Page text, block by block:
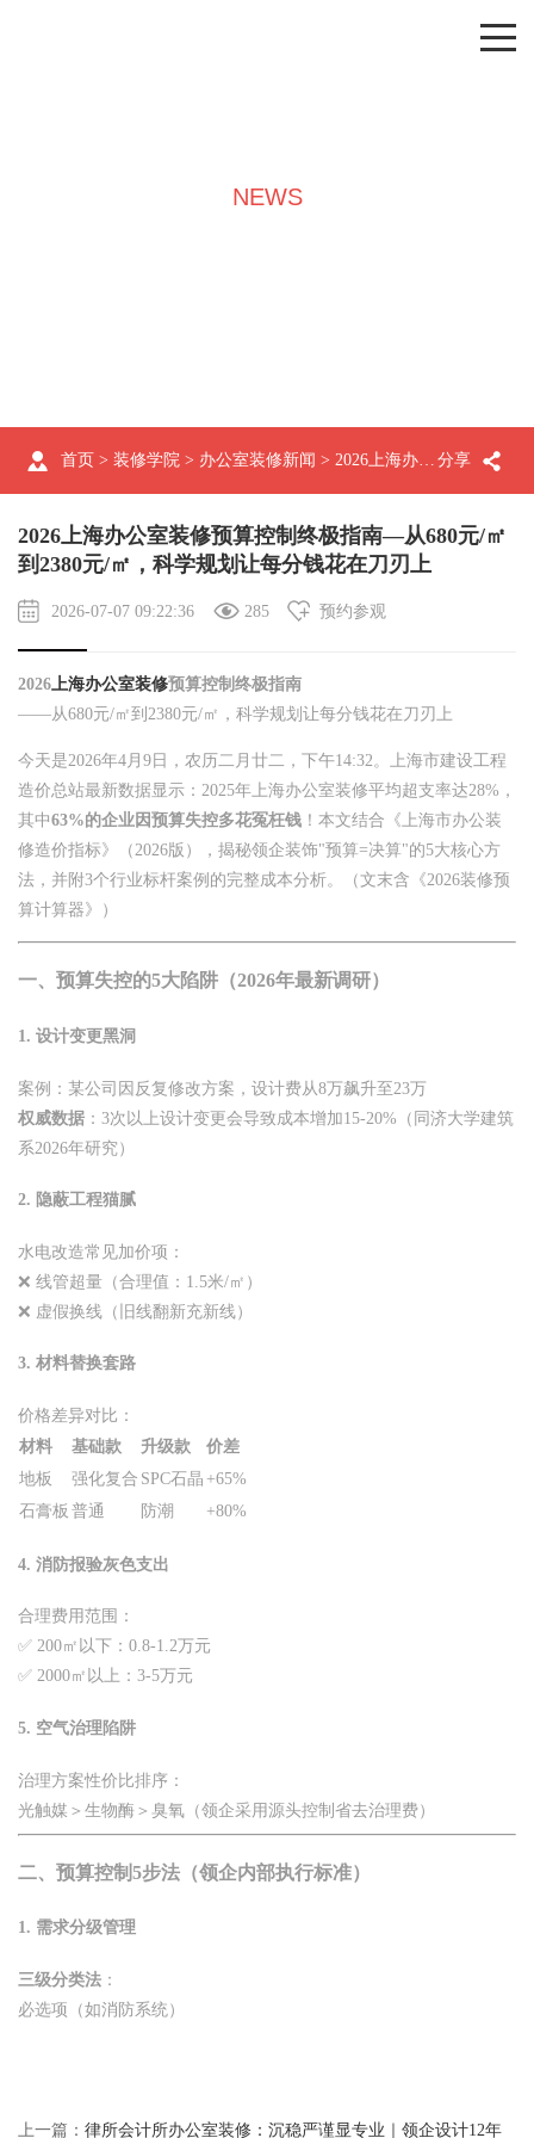
NEWS
分享
首页 > 装修学院 > 办公室装修新闻 > 2026上海办公室装修预算控制终极指南—从680元/㎡到2380元/㎡，科学规划让每分钱花在刀刃上
2026上海办公室装修预算控制终极指南—从680元/㎡
到2380元/㎡，科学规划让每分钱花在刀刃上
2026-07-07 09:22:36 285 预约参观
2026上海办公室装修预算控制终极指南
——从680元/㎡到2380元/㎡，科学规划让每分钱花在刀刃上
今天是2026年4月9日，农历二月廿二，下午14:32。上海市建设工程
造价总站最新数据显示：2025年上海办公室装修平均超支率达28%，
其中63%的企业因预算失控多花冤枉钱 ！本文结合《上海市办公装
修造价指标》（2026版），揭秘领企装饰"预算=决算"的5大核心方
法，并附3个行业标杆案例的完整成本分析。（文末含《2026装修预
算计算器》）
一、预算失控的5大陷阱（2026年最新调研）
1. 设计变更黑洞
案例：某公司因反复修改方案，设计费从8万飙升至23万
权威数据 ：3次以上设计变更会导致成本增加15-20%（同济大学建筑
系2026年研究）
2. 隐蔽工程猫腻
水电改造常见加价项：
❌ 线管超量（合理值：1.5米/㎡）
❌ 虚假换线（旧线翻新充新线）
3. 材料替换套路
价格差异对比：
材料
基础款 升级款
价差
地板
强化复合 SPC石晶 +65%
石膏板 普通 防潮 +80%
4. 消防报验灰色支出
合理费用范围：
✅ 200㎡以下：0.8-1.2万元
✅ 2000㎡以上：3-5万元
5. 空气治理陷阱
治理方案性价比排序：
光触媒＞生物酶＞臭氧（领企采用源头控制省去治理费）
二、预算控制5步法（领企内部执行标准）
1. 需求分级管理
三级分类法 ：
必选项（如消防系统）
上一篇： 律所会计所办公室装修：沉稳严谨显专业｜领企设计12年